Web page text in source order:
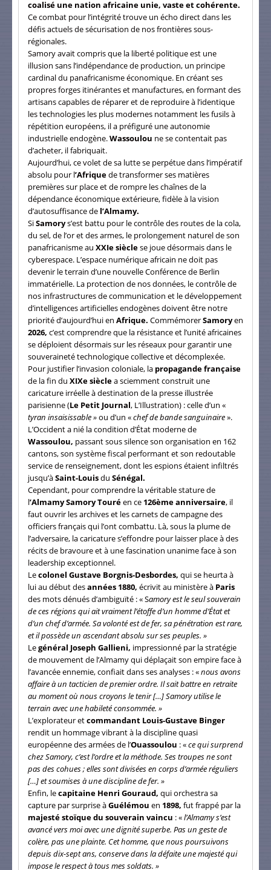
coalisé une nation africaine unie, vaste et cohérente.
Ce combat pour l’intégrité trouve un écho direct dans les
défis actuels de sécurisation de nos frontières sous-
régionales.
Samory avait compris que la liberté politique est une
illusion sans l’indépendance de production, un principe
cardinal du panafricanisme économique. En créant ses
propres forges itinérantes et manufactures, en formant des
artisans capables de réparer et de reproduire à l’identique
les technologies les plus modernes notamment les fusils à
répétition européens, il a préfiguré une autonomie
industrielle endogène.Wassoulou ne se contentait pas
d’acheter, il fabriquait.
Aujourd’hui, ce volet de sa lutte se perpétue dans l’impératif
absolu pour l’Afriquede transformer ses matières
premières sur place et de rompre les chaînes de la
dépendance économique extérieure, fidèle à la vision
d’autosuffisance de l’Almamy.
SiSamorys’est battu pour le contrôle des routes de la cola,
du sel, de l’or et des armes, le prolongement naturel de son
panafricanisme au XXIe sièclese joue désormais dans le
cyberespace. L’espace numérique africain ne doit pas
devenir le terrain d’une nouvelle Conférence de Berlin
immatérielle. La protection de nos données, le contrôle de
nos infrastructures de communication et le développement
d’intelligences artificielles endogènes doivent être notre
priorité d’aujourd’hui en Afrique. CommémorerSamoryen
2026, c’est comprendre que la résistance et l’unité africaines
se déploient désormais sur les réseaux pour garantir une
souveraineté technologique collective et décomplexée.
Pour justifier l’invasion coloniale, la propagande française
de la fin du XIXe sièclea sciemment construit une
caricature irréelle à destination de la presse illustrée
parisienne (Le Petit Journal, L’Illustration) : celle d’un «
tyran insaisissable »ou d’un «chef de bande sanguinaire».
L’Occident a nié la condition d’État moderne de
Wassoulou, passant sous silence son organisation en 162
cantons, son système fiscal performant et son redoutable
service de renseignement, dont les espions étaient infiltrés
jusqu’àSaint-Louisdu Sénégal.
Cependant, pour comprendre la véritable stature de
l’Almamy Samory Touréen ce 126ème anniversaire, il
faut ouvrir les archives et les carnets de campagne des
officiers français qui l’ont combattu. Là, sous la plume de
l’adversaire, la caricature s’effondre pour laisser place à des
récits de bravoure et à une fascination unanime face à son
leadership exceptionnel.
Lecolonel Gustave Borgnis-Desbordes, qui se heurta à
lui au début desannées 1880, écrivit au ministère à Paris
des mots dénués d’ambiguïté : « Samory est le seul souverain
de ces régions qui ait vraiment l’étoffe d’un homme d’État et
d’un chef d’armée. Sa volonté est de fer, sa pénétration est rare,
et il possède un ascendant absolu sur ses peuples. »
Legénéral Joseph Gallieni, impressionné par la stratégie
de mouvement de l’Almamy qui déplaçait son empire face à
l’avancée ennemie, confiait dans ses analyses : «nous avons
affaire à un tacticien de premier ordre. Il sait battre en retraite
au moment où nous croyons le tenir […] Samory utilise le
terrain avec une habileté consommée. »
L’explorateur etcommandant Louis-Gustave Binger
rendit un hommage vibrant à la discipline quasi
européenne des armées de l’Ouassoulou : «ce qui surprend
chez Samory, c’est l’ordre et la méthode. Ses troupes ne sont
pas des cohues ; elles sont divisées en corps d’armée réguliers
[…] et soumises à une discipline de fer. »
Enfin, lecapitaine Henri Gouraud, qui orchestra sa
capture par surprise àGuélémou en 1898, fut frappé par la
majesté stoïque du souverain vaincu : «l’Almamy s’est
avancé vers moi avec une dignité superbe. Pas un geste de
colère, pas une plainte. Cet homme, que nous poursuivons
depuis dix-sept ans, conserve dans la défaite une majesté qui
impose le respect à tous mes soldats. »